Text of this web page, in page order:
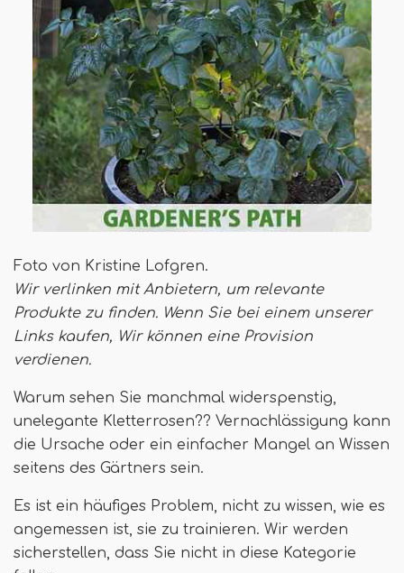
Foto von Kristine Lofgren.
Wir verlinken mit Anbietern, um relevante
Produkte zu finden. Wenn Sie bei einem unserer
Links kaufen, Wir können eine Provision
verdienen.
Warum sehen Sie manchmal widerspenstig,
unelegante Kletterrosen?? Vernachlässigung kann
die Ursache oder ein einfacher Mangel an Wissen
seitens des Gärtners sein.
Es ist ein häufiges Problem, nicht zu wissen, wie es
angemessen ist, sie zu trainieren. Wir werden
sicherstellen, dass Sie nicht in diese Kategorie